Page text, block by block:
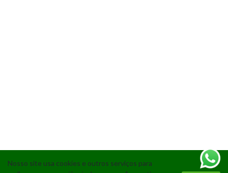
Nosso site usa cookies e outros serviços para